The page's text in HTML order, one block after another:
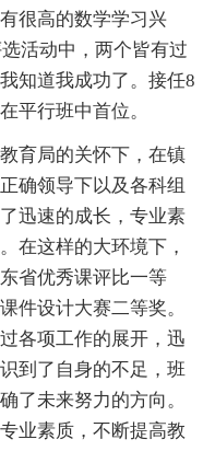
很高的数学学习兴
活动中，两个皆有过
知道我成功了。接任8
平行班中首位。
育局的关怀下，在镇
确领导下以及各科组
迅速的成长，专业素
在这样的大环境下，
省优秀课评比一等
件设计大赛二等奖。
各项工作的展开，迅
到了自身的不足，班
了未来努力的方向。
业素质，不断提高教